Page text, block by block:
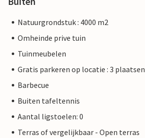
Natuurgrondstuk : 4000 m2
Omheinde prive tuin
Tuinmeubelen
Gratis parkeren op locatie : 3 plaatsen
Barbecue
Buiten tafeltennis
Aantal ligstoelen: 0
Terras of vergelijkbaar - Open terras